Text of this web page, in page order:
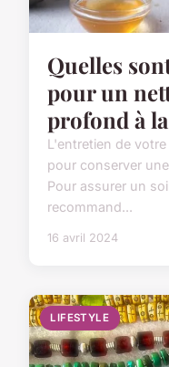
Quelles
pour un
profond à
L'entretien de
pour conserver
Pour assurer un
recommand...
16 avril 2024
LIFESTYLE